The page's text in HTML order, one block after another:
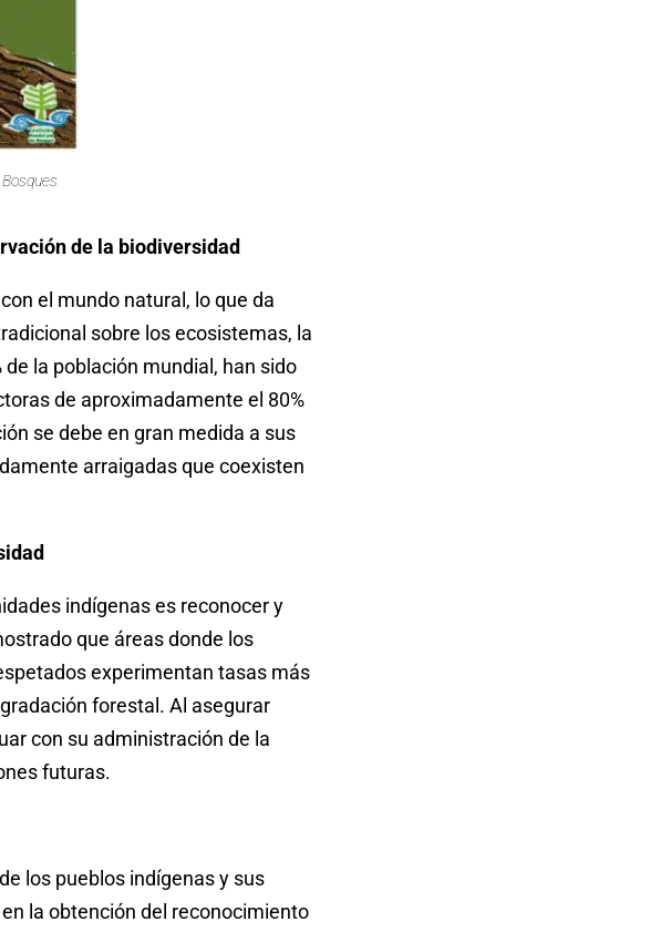
de la biodiversidad
el mundo natural, lo que da
sobre los ecosistemas, la
la población mundial, han sido
de aproximadamente el 80%
se debe en gran medida a sus
arraigadas que coexisten
indígenas es reconocer y
que áreas donde los
experimentan tasas más
forestal. Al asegurar
con su administración de la
futuras.
los pueblos indígenas y sus
la obtención del reconocimiento